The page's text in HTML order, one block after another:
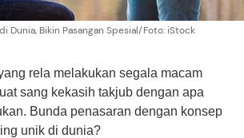
Dunia, Bikin Pasangan Spesial/Foto: iStock
rela melakukan segala macam
sang kekasih takjub dengan apa
Bunda penasaran dengan konsep
unik di dunia?